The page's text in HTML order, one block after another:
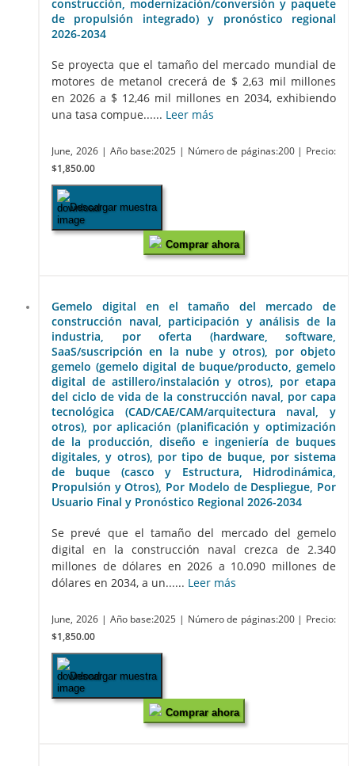
construcción, modernización/conversión y paquete
de propulsión integrado) y pronóstico regional
2026-2034
Se proyecta que el tamaño del mercado mundial de
motores de metanol crecerá de $ 2,63 mil millones
en 2026 a $ 12,46 mil millones en 2034, exhibiendo
una tasa compue...... Leer más
June, 2026 | Año base:2025 | Número de páginas:200 | Precio:
$1,850.00
Descargar muestra
Comprar ahora
Gemelo digital en el tamaño del mercado de
construcción naval, participación y análisis de la
industria, por oferta (hardware, software,
SaaS/suscripción en la nube y otros), por objeto
gemelo (gemelo digital de buque/producto, gemelo
digital de astillero/instalación y otros), por etapa
del ciclo de vida de la construcción naval, por capa
tecnológica (CAD/CAE/CAM/arquitectura naval, y
otros), por aplicación (planificación y optimización
de la producción, diseño e ingeniería de buques
digitales, y otros), por tipo de buque, por sistema
de buque (casco y Estructura, Hidrodinámica,
Propulsión y Otros), Por Modelo de Despliegue, Por
Usuario Final y Pronóstico Regional 2026-2034
Se prevé que el tamaño del mercado del gemelo
digital en la construcción naval crezca de 2.340
millones de dólares en 2026 a 10.090 millones de
dólares en 2034, a un...... Leer más
June, 2026 | Año base:2025 | Número de páginas:200 | Precio:
$1,850.00
Descargar muestra
Comprar ahora